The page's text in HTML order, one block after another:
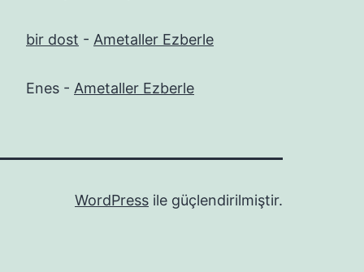
bir dost - Ametaller Ezberle
Enes - Ametaller Ezberle
WordPress ile güçlendirilmiştir.